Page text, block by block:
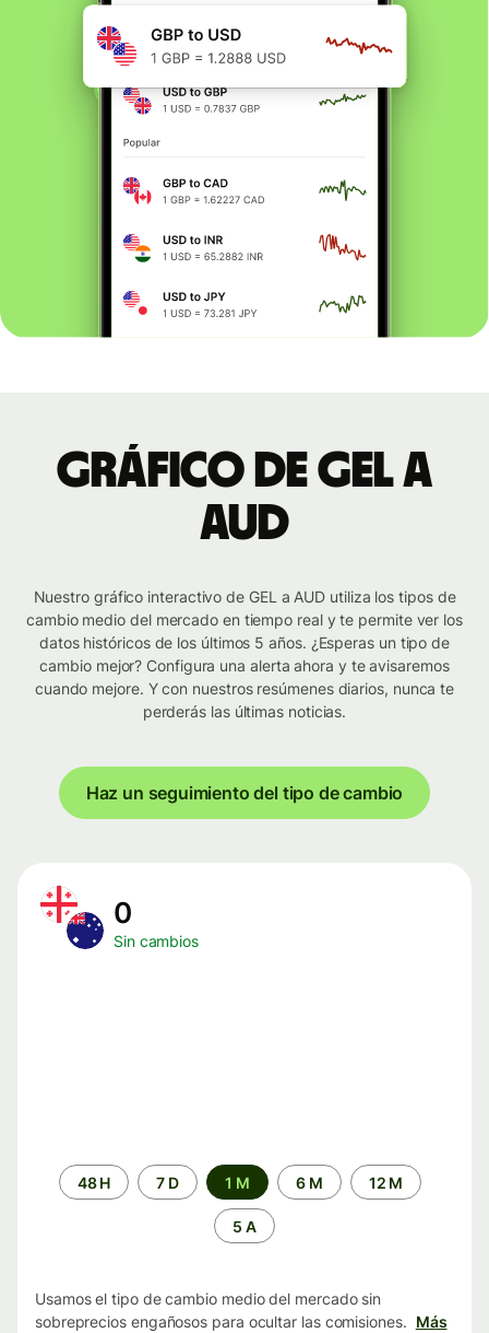
Gráfico de GEL a
AUD
Nuestro gráfico interactivo de GEL a AUD utiliza los tipos de
cambio medio del mercado en tiempo real y te permite ver los
datos históricos de los últimos 5 años. ¿Esperas un tipo de
cambio mejor? Configura una alerta ahora y te avisaremos
cuando mejore. Y con nuestros resúmenes diarios, nunca te
perderás las últimas noticias.
Haz un seguimiento del tipo de cambio
0
Sin cambios
Periodo48 H 7 D 1 M 6 M 12 M
5 A
Usamos el tipo de cambio medio del mercado sin
sobreprecios engañosos para ocultar las comisiones. Más